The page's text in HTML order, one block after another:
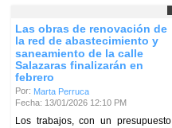
Las obras de renovación de
la red de abastecimiento y
saneamiento de la calle
Salazaras finalizarán en
febrero
Por: Marta Perruca
Fecha: 13/01/2026 12:10 PM
Los trabajos, con un presupuesto